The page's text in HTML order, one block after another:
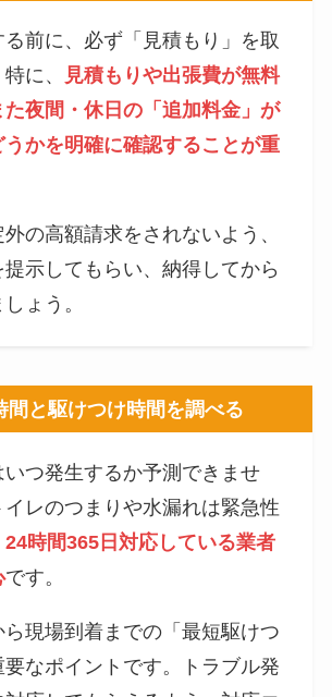
前に、必ず「見積もり」を取
に、
見積もりや出張費が無料
夜間・休日の「追加料金」が
かを明確に確認することが重
の高額請求をされないよう、
示してもらい、納得してから
ょう。
間と駆けつけ時間を調べる
つ発生するか予測できませ
イレのつまりや水漏れは緊急性
24時間365日対応している業者
です。
ら現場到着までの「最短駆けつ
なポイントです。トラブル発